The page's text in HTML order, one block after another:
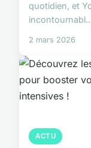
quotidien, et
2 mars 2026
ACTU